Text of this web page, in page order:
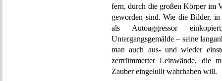
fern, durch die großen Körper im
geworden sind. Wie die Bilder,
als Autoaggressor
Untergangsgemälde – seine
man auch aus- und wieder
zertrümmerter Leinwände, die
Zauber eingelullt wahrhaben will.